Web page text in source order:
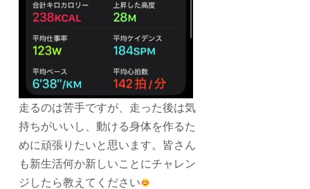
走るのは苦手ですが、走った後は気
持ちがいいし、動ける身体を作るた
めに頑張りたいと思います。皆さん
も新生活何か新しいことにチャレン
ジしたら教えてください